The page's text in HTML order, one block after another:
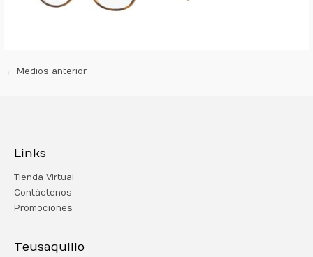
← Medios anterior
Links
Tienda Virtual
Contáctenos
Promociones
Teusaquillo